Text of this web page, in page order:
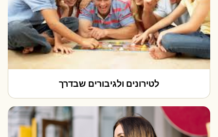
לטירונים ולגיבורים שבדרך